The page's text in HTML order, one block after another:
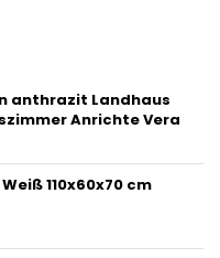
anthrazit Landhaus
Anrichte Vera
110x60x70 cm